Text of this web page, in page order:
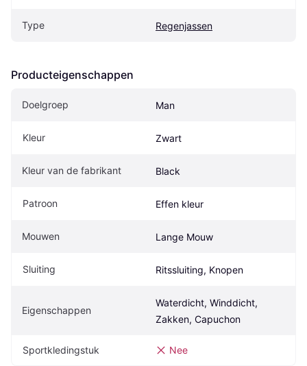
Type Regenjassen
Producteigenschappen
Doelgroep Man
Kleur Zwart
Kleur van de fabrikant Black
Patroon Effen kleur
Mouwen Lange Mouw
Sluiting Ritssluiting, Knopen
Eigenschappen
Waterdicht, Winddicht,
Zakken, Capuchon
Sportkledingstuk Nee